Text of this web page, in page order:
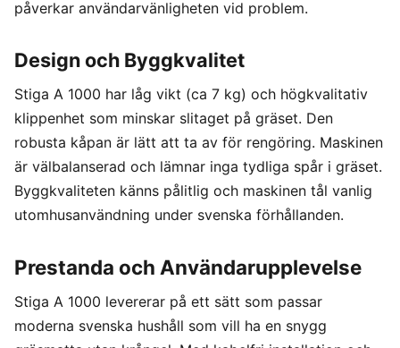
påverkar användarvänligheten vid problem.
Design och Byggkvalitet
Stiga A 1000 har låg vikt (ca 7 kg) och högkvalitativ
klippenhet som minskar slitaget på gräset. Den
robusta kåpan är lätt att ta av för rengöring. Maskinen
är välbalanserad och lämnar inga tydliga spår i gräset.
Byggkvaliteten känns pålitlig och maskinen tål vanlig
utomhusanvändning under svenska förhållanden.
Prestanda och Användarupplevelse
Stiga A 1000 levererar på ett sätt som passar
moderna svenska hushåll som vill ha en snygg